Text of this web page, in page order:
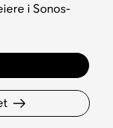
i Sonos-